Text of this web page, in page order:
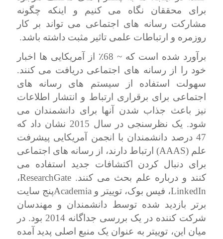
برای محققان نگاه می کنیم و اینکه چگونه
مشارکت رسانه های اجتماعی می تواند بر کار
روزمره و ارتباطات علمی تاثیر مثبت داشته باشد.
برآورد شده است که ~ 68
٪ از آمریکایی ها اخبار
خود را از رسانه های اجتماعی دریافت می کنند.
سهولت استفاده از سیستم های رسانه های
اجتماعی برای برقراری ارتباط و انتشار اطلاعات
نیز باعث جذاب شدن آنها برای دانشمندان می
شود. یک نظرسنجی در سال 2015 نشان داد که
47 درصد دانشمندان با انجمن آمریکایی پیشرفت
علم (AAAS) ارتباط دارند، از رسانه های اجتماعی
برای دنبال کردن اکتشافات جدید استفاده می
کنند و درباره علم بحث می کنند.ResearchGate،
LinkedIn، فیس بوک، توییتر وAcademiaپنج سایت
برتر بازدید شده توسط دانشمندان و مهندسان
شرکت کننده در یک بررسی جداگانه 2014 بود. در
میان این، توییتر به عنوان یک منبع اصلی پدید آمده